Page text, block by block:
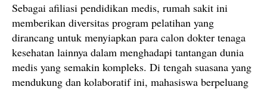
Sebagai afiliasi pendidikan medis, rumah sakit ini
memberikan diversitas program pelatihan yang
dirancang untuk menyiapkan para calon dokter tenaga
kesehatan lainnya dalam menghadapi tantangan dunia
medis yang semakin kompleks. Di tengah suasana yang
mendukung dan kolaboratif ini, mahasiswa berpeluang